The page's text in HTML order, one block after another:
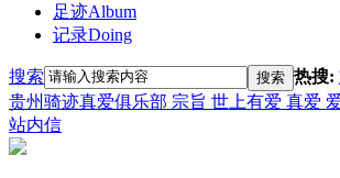
足迹Album
记录Doing
搜索 搜索 热搜:
贵州骑迹真爱俱乐部 宗旨 世上有爱 真爱
站内信